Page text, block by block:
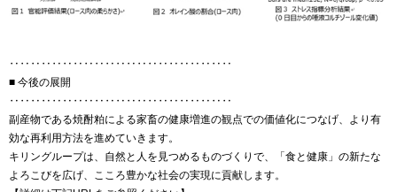
‥‥‥‥‥‥‥‥‥‥‥‥‥‥‥‥‥‥‥‥‥
■ 今後の展開
‥‥‥‥‥‥‥‥‥‥‥‥‥‥‥‥‥‥‥‥‥
副産物である焼酎粕による家畜の健康増進の観点での価値化につなげ、より有
効な再利用方法を進めていきます。
キリングループは、自然と人を見つめるものづくりで、「食と健康」の新たな
よろこびを広げ、こころ豊かな社会の実現に貢献します。